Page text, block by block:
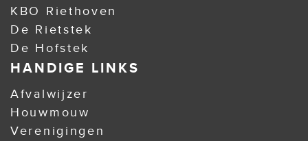
KBO Riethoven
De Rietstek
De Hofstek
HANDIGE LINKS
Afvalwijzer
Houwmouw
Verenigingen